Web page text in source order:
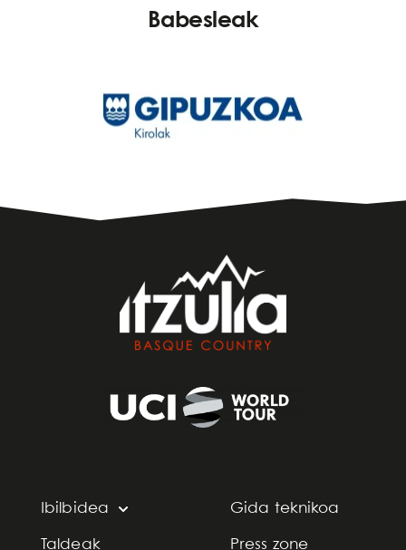
Babesleak
Ibilbidea
Taldeak
Gida teknikoa
Press zone